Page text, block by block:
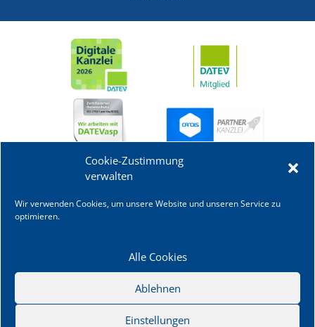
Cookie-Zustimmung
verwalten
Wir verwenden Cookies, um unsere Website und unseren Service zu
optimieren.
Alle Cookies
Ablehnen
Einstellungen